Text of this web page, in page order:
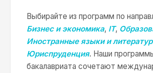
Выбирайте из программ по
Бизнес и экономика, IT,
Иностранные языки и
Юриспруденция. Наши
бакалавриата сочетают